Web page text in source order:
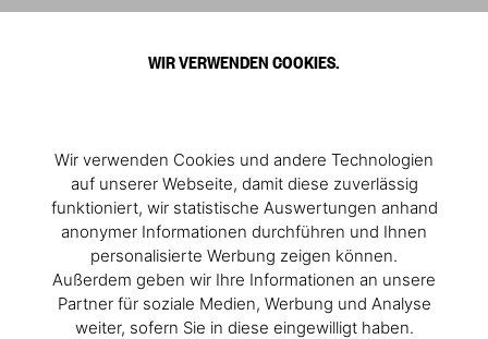
WIR VERWENDEN COOKIES.
Wir verwenden Cookies und andere Technologien
auf unserer Webseite, damit diese zuverlässig
funktioniert, wir statistische Auswertungen anhand
anonymer Informationen durchführen und Ihnen
personalisierte Werbung zeigen können.
Außerdem geben wir Ihre Informationen an unsere
Partner für soziale Medien, Werbung und Analyse
weiter, sofern Sie in diese eingewilligt haben.